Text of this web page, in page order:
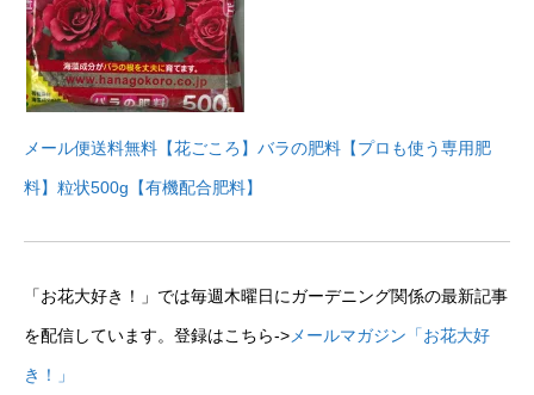
メール便送料無料【花ごころ】バラの肥料【プロも使う専用肥
料】粒状500g【有機配合肥料】
「お花大好き！」では毎週木曜日にガーデニング関係の最新記事
を配信しています。登録はこちら-> メールマガジン「お花大好
き！」